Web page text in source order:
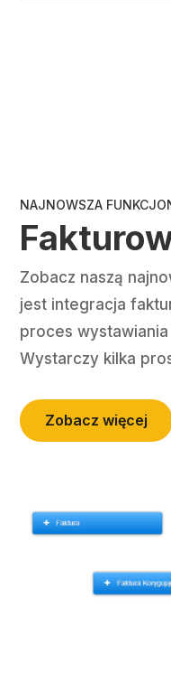
NAJNOWSZA
Zobacz naszą
jest integracja
proces
Wystarczy kilka
Zobacz więcej